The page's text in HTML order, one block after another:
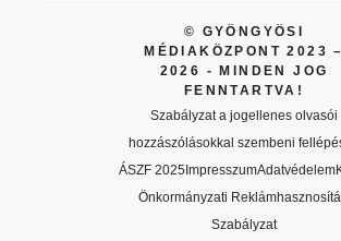
© GYÖNGYÖSI
MÉDIAKÖZPONT 2023 –
2026 - MINDEN JOG
FENNTARTVA!
Szabályzat a jogellenes olvasói
hozzászólásokkal szembeni
ÁSZF 2025ImpresszumAdatvédelem
Önkormányzati
Szabályzat